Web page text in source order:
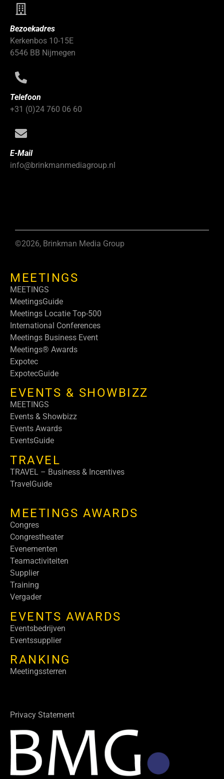
Bezoekadres
Kerkenbos 10-15E
6546 BB Nijmegen
Telefoon
+31 (0)24 760 06 60
E-Mail
info@brinkmanmediagroup.nl
©2026, Brinkman Media Group
MEETINGS
MEETINGS
MeetingsGuide
Meetings Locatie Top-500
International Conferences
Meetings Business Event
Meetings® Awards
Expotec
ExpotecGuide
EVENTS & SHOWBIZZ
MEETINGS
Events & Showbizz
Events Awards
EventsGuide
TRAVEL
TRAVEL – Business & Incentives
TravelGuide
MEETINGS AWARDS
Congres
Congrestheater
Evenementen
Teamactiviteiten
Supplier
Training
Vergader
EVENTS AWARDS
Eventsbedrijven
Eventssupplier
RANKING
Meetingssterren
Privacy Statement